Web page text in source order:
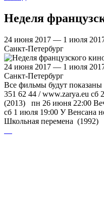
Неделя
24 июня 2017 — 1 июля
Санкт-Петербург
24 июня 2017 — 1 июля
Санкт-Петербург
Все фильмы будут
351 62 44 / www.zarya.eu
(2013) пн 26 июня 22:00
сб 1 июля 19:00 У Венсана
Школьная перемена (1992)